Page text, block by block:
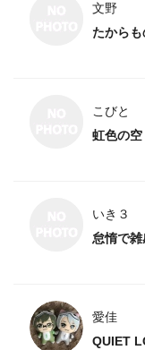
文野
たからも
こびと
虹色の空
いき３
怠惰で雑
愛佳
QUIET